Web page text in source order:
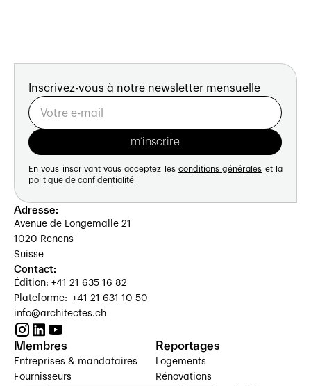
Inscrivez-vous à notre newsletter mensuelle
En vous inscrivant vous acceptez les conditions générales et la
politique de confidentialité
Adresse:
Avenue de Longemalle 21
1020 Renens
Suisse
Contact:
Édition: +41 21 635 16 82
Plateforme: +41 21 631 10 50
info@architectes.ch
Membres
Entreprises & mandataires
Fournisseurs
Reportages
Logements
Rénovations